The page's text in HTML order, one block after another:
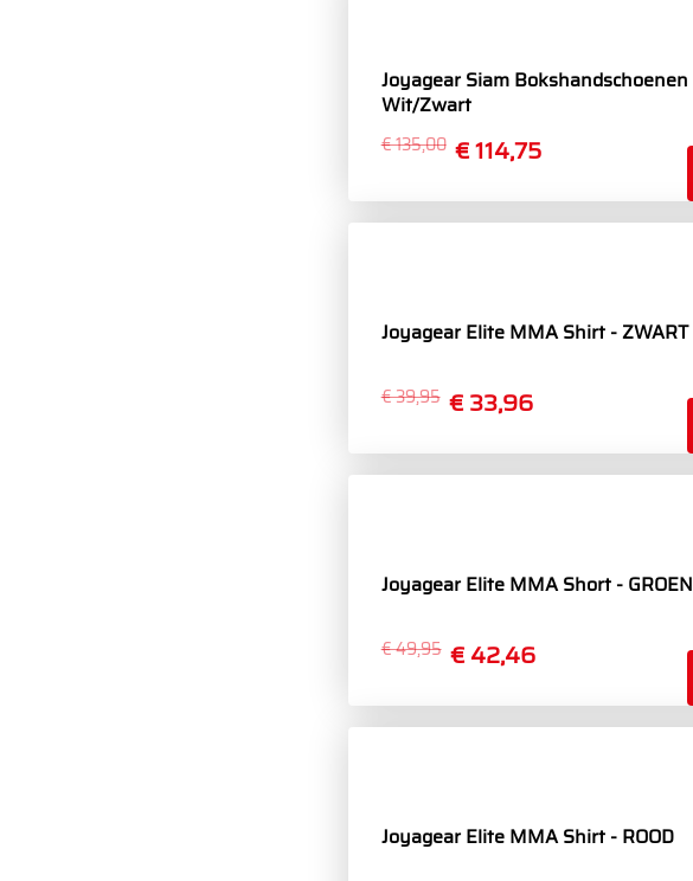
Joyagear Siam Bokshandschoenen
Wit/Zwart
€ 114,75
€ 135,00
Joyagear Elite MMA Shirt - ZWART
€ 33,96
€ 39,95
Joyagear Elite MMA Short - GROEN
€ 42,46
€ 49,95
Joyagear Elite MMA Shirt - ROOD